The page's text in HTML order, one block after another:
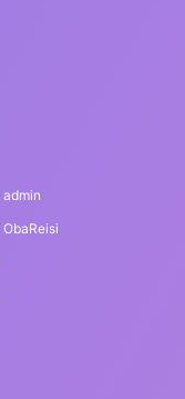
admin
ObaReisi